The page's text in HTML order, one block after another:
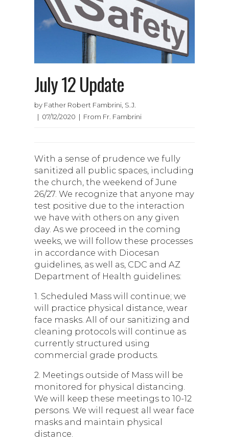
July 12 Update
by Father Robert Fambrini, S.J.
| 07/12/2020 | From Fr. Fambrini
With a sense of prudence we fully
sanitized all public spaces, including
the church, the weekend of June
26/27. We recognize that anyone may
test positive due to the interaction
we have with others on any given
day. As we proceed in the coming
weeks, we will follow these processes
in accordance with Diocesan
guidelines, as well as, CDC and AZ
Department of Health guidelines:
1. Scheduled Mass will continue; we
will practice physical distance, wear
face masks. All of our sanitizing and
cleaning protocols will continue as
currently structured using
commercial grade products.
2. Meetings outside of Mass will be
monitored for physical distancing.
We will keep these meetings to 10-12
persons. We will request all wear face
masks and maintain physical
distance.